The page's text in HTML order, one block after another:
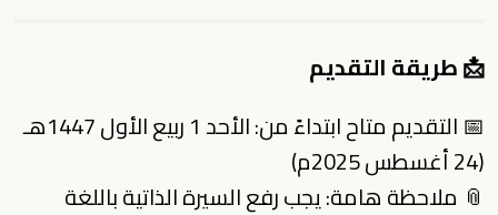
📩 طريقة التقديم
📅 التقديم متاح ابتداءً من: الأحد 1 ربيع الأول 1447هـ
(24 أغسطس 2025م)
📎 ملاحظة هامة: يجب رفع السيرة الذاتية باللغة